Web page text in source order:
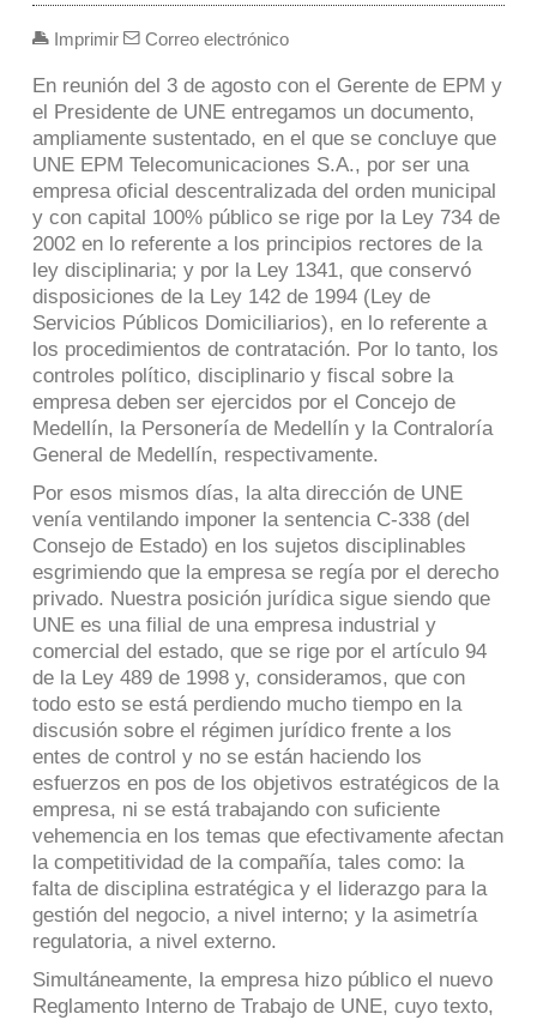
Imprimir Correo electrónico
En reunión del 3 de agosto con el Gerente de EPM y
el Presidente de UNE entregamos un documento,
ampliamente sustentado, en el que se concluye que
UNE EPM Telecomunicaciones S.A., por ser una
empresa oficial descentralizada del orden municipal
y con capital 100% público se rige por la Ley 734 de
2002 en lo referente a los principios rectores de la
ley disciplinaria; y por la Ley 1341, que conservó
disposiciones de la Ley 142 de 1994 (Ley de
Servicios Públicos Domiciliarios), en lo referente a
los procedimientos de contratación. Por lo tanto, los
controles político, disciplinario y fiscal sobre la
empresa deben ser ejercidos por el Concejo de
Medellín, la Personería de Medellín y la Contraloría
General de Medellín, respectivamente.
Por esos mismos días, la alta dirección de UNE
venía ventilando imponer la sentencia C-338 (del
Consejo de Estado) en los sujetos disciplinables
esgrimiendo que la empresa se regía por el derecho
privado. Nuestra posición jurídica sigue siendo que
UNE es una filial de una empresa industrial y
comercial del estado, que se rige por el artículo 94
de la Ley 489 de 1998 y, consideramos, que con
todo esto se está perdiendo mucho tiempo en la
discusión sobre el régimen jurídico frente a los
entes de control y no se están haciendo los
esfuerzos en pos de los objetivos estratégicos de la
empresa, ni se está trabajando con suficiente
vehemencia en los temas que efectivamente afectan
la competitividad de la compañía, tales como: la
falta de disciplina estratégica y el liderazgo para la
gestión del negocio, a nivel interno; y la asimetría
regulatoria, a nivel externo.
Simultáneamente, la empresa hizo público el nuevo
Reglamento Interno de Trabajo de UNE, cuyo texto,